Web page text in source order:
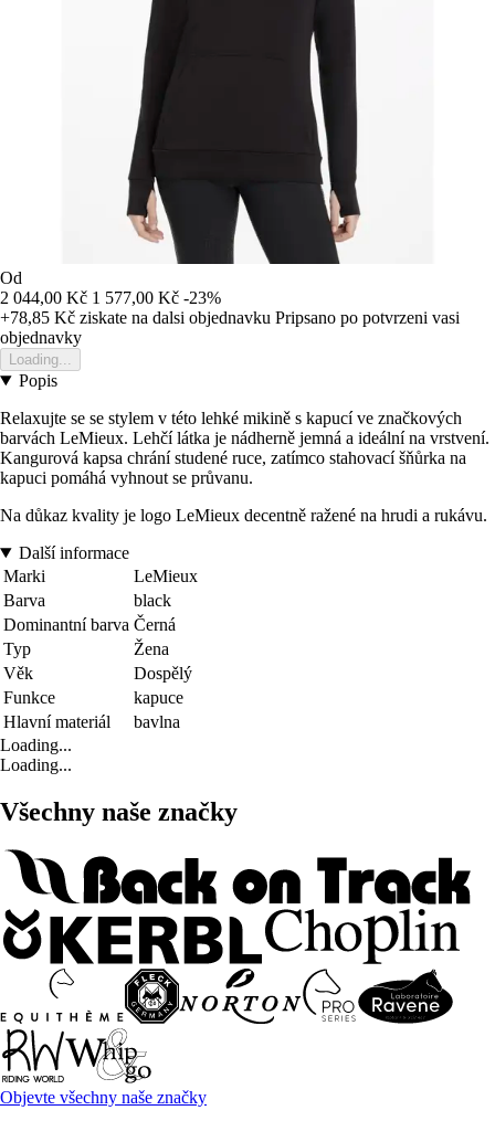
Od
2 044,00 Kč 1 577,00 Kč -23%
+78,85 Kč ziskate na dalsi objednavku Pripsano po potvrzeni vasi
objednavky
Loading...
Popis
Relaxujte se se stylem v této lehké mikině s kapucí ve značkových
barvách LeMieux. Lehčí látka je nádherně jemná a ideální na vrstvení.
Kangurová kapsa chrání studené ruce, zatímco stahovací šňůrka na
kapuci pomáhá vyhnout se průvanu.
Na důkaz kvality je logo LeMieux decentně ražené na hrudi a rukávu.
Další informace
Marki
LeMieux
Barva
black
Dominantní barva Černá
Typ
Žena
Věk
Dospělý
Funkce
kapuce
Hlavní materiál
bavlna
Loading...
Loading...
Všechny naše značky
Objevte všechny naše značky